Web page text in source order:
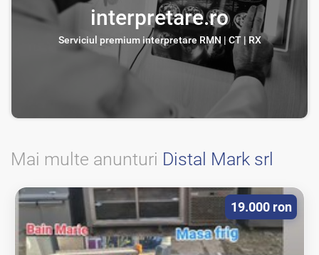
interpretare.ro
Serviciul premium interpretare RMN | CT | RX
Mai multe anunturi Distal Mark srl
19.000 ron